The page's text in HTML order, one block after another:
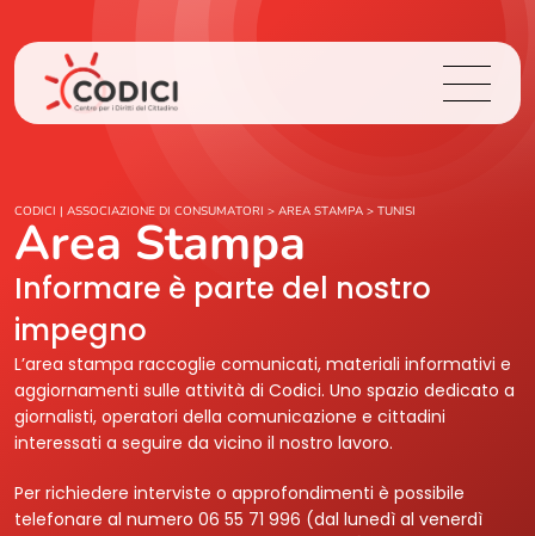
Chi Siamo
Cosa Facciamo
Area Stampa
Contatti
Login
CODICI | ASSOCIAZIONE DI CONSUMATORI > AREA STAMPA > TUNISI
Area Stampa
Informare è parte del nostro
impegno
L’area stampa raccoglie comunicati, materiali informativi e
aggiornamenti sulle attività di Codici. Uno spazio dedicato a
giornalisti, operatori della comunicazione e cittadini
interessati a seguire da vicino il nostro lavoro.
Per richiedere interviste o approfondimenti è possibile
telefonare al numero 06 55 71 996 (dal lunedì al venerdì